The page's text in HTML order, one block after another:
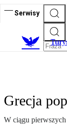
Serwisy
T
Grecja
W ciągu